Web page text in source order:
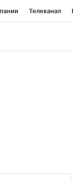
Телеканал